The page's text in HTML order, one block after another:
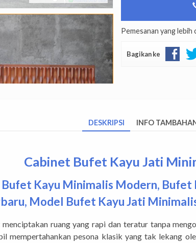
Pemesanan yang lebih
Bagikan ke
DESKRIPSI INFO
Cabinet Bufet Kayu Jati
Bufet Kayu Minimalis Modern, Bufet
, Model Bufet Kayu Jati
ruang yang rapi dan teratur tanpa
mempertahankan pesona klasik yang tak lekang